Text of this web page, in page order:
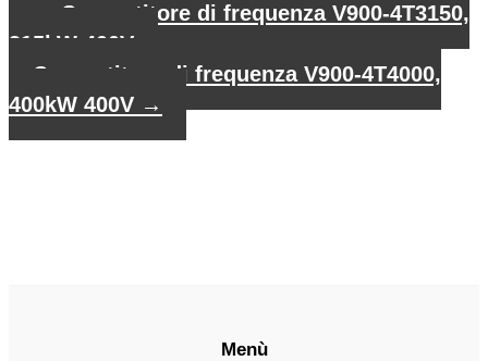
Convertitore di frequenza V900-4T3150,
315kW 400V
Convertitore di frequenza V900-4T4000,
400kW 400V →
Menù